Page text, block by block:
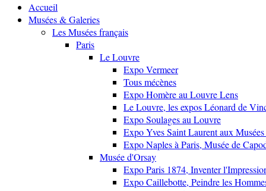
Accueil
Musées & Galeries
Les Musées français
Paris
Le Louvre
Expo Vermeer
Tous mécènes
Expo Homère au Louvre Lens
Le Louvre, les expos Léonard de
Expo Soulages au Louvre
Expo Yves Saint Laurent aux
Expo Naples à Paris, Musée de
Musée d'Orsay
Expo Paris 1874, Inventer
Expo Caillebotte, Peindre les